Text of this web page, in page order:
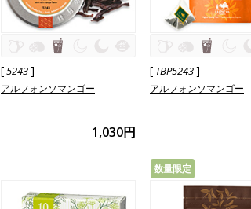
[5243]
アルフォンソマンゴー
1,030円
[ TBP5243]
アルフォンソマンゴー
数量限定